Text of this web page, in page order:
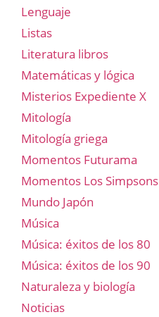
Lenguaje
Listas
Literatura libros
Matemáticas y lógica
Misterios Expediente X
Mitología
Mitología griega
Momentos Futurama
Momentos Los Simpsons
Mundo Japón
Música
Música: éxitos de los 80
Música: éxitos de los 90
Naturaleza y biología
Noticias